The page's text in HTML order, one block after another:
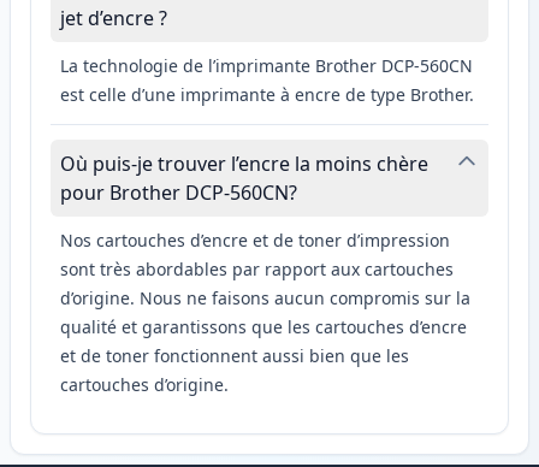
jet d’encre ?
La technologie de l’imprimante Brother DCP-560CN
est celle d’une imprimante à encre de type Brother.
Où puis-je trouver l’encre la moins chère
pour Brother DCP-560CN?
Nos cartouches d’encre et de toner d’impression
sont très abordables par rapport aux cartouches
d’origine. Nous ne faisons aucun compromis sur la
qualité et garantissons que les cartouches d’encre
et de toner fonctionnent aussi bien que les
cartouches d’origine.